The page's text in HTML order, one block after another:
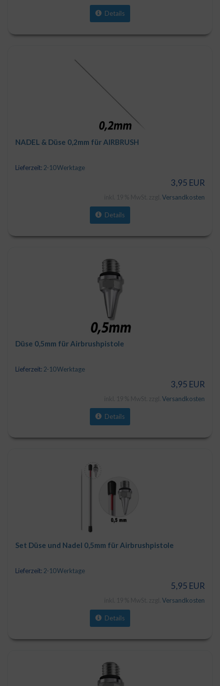
Details
NADEL & Düse 0,2mm für AIRBRUSH
Lieferzeit: 2-10 Werktage
3,95 EUR
Versandkosten
Details
Düse 0,5mm für Airbrushpistole
Lieferzeit: 2-10 Werktage
3,95 EUR
Versandkosten
Details
Set Düse und Nadel 0,5mm für Airbrushpistole
Lieferzeit: 2-10 Werktage
5,95 EUR
Versandkosten
Details